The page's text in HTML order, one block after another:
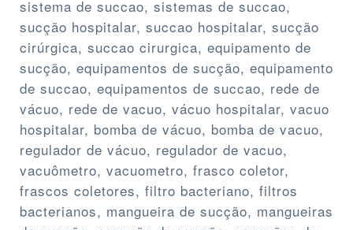
sistema de succao, sistemas de succao,
sucção hospitalar, succao hospitalar, sucção
cirúrgica, succao cirurgica, equipamento de
sucção, equipamentos de sucção, equipamento
de succao, equipamentos de succao, rede de
vácuo, rede de vacuo, vácuo hospitalar, vacuo
hospitalar, bomba de vácuo, bomba de vacuo,
regulador de vácuo, regulador de vacuo,
vacuômetro, vacuometro, frasco coletor,
frascos coletores, filtro bacteriano, filtros
bacterianos, mangueira de sucção, mangueiras